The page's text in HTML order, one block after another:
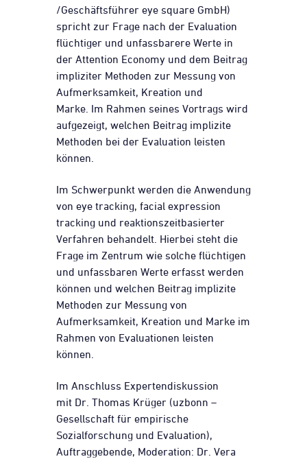
/Geschäftsführer eye square GmbH)
spricht zur Frage nach der Evaluation
flüchtiger und unfassbarere Werte in
der Attention Economy und dem Beitrag
impliziter Methoden zur Messung von
Aufmerksamkeit, Kreation und
Marke. Im Rahmen seines Vortrags wird
aufgezeigt, welchen Beitrag implizite
Methoden bei der Evaluation leisten
können.
Im Schwerpunkt werden die Anwendung
von eye tracking, facial expression
tracking und reaktionszeitbasierter
Verfahren behandelt. Hierbei steht die
Frage im Zentrum wie solche flüchtigen
und unfassbaren Werte erfasst werden
können und welchen Beitrag implizite
Methoden zur Messung von
Aufmerksamkeit, Kreation und Marke im
Rahmen von Evaluationen leisten
können.
Im Anschluss Expertendiskussion
mit Dr. Thomas Krüger (uzbonn –
Gesellschaft für empirische
Sozialforschung und Evaluation),
Auftraggebende, Moderation: Dr. Vera